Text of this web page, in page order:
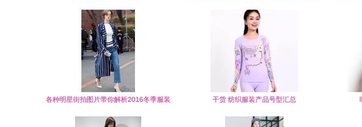
各种明星街拍图片带你解析2016冬季服装
干货 纺织服装产品号型汇总